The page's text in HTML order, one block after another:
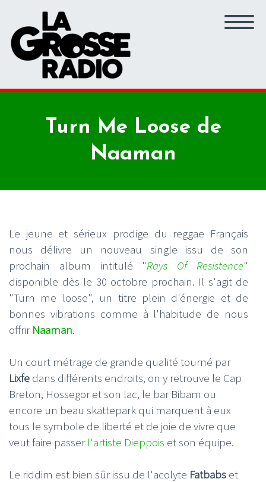
Turn Me Loose de
Naaman
Le jeune et sérieux prodige du reggae Français
nous délivre un nouveau single issu de son
prochain album intitulé "Rays Of Resistence"
disponible dès le 30 octobre prochain. Il s'agit de
"Turn me loose", un titre plein d'énergie et de
bonnes vibrations comme à l'habitude de nous
offrir Naaman.
Un court métrage de grande qualité tourné par
Lixfe dans différents endroits, on y retrouve le Cap
Breton, Hossegor et son lac, le bar Bibam ou
encore un beau skattepark qui marquent à eux
tous le symbole de liberté et de joie de vivre que
veut faire passer l'artiste Dieppois et son équipe.
Le riddim est bien sûr issu de l'acolyte Fatbabs et